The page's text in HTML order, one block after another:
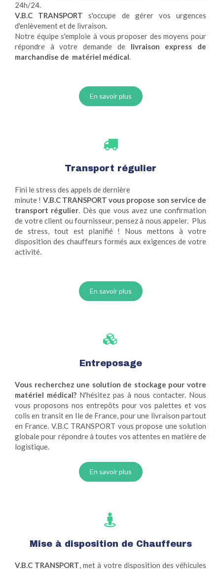
24h/24.
V.B.C TRANSPORT s'occupe de gérer vos urgences
d'enlèvement et de livraison.
Notre équipe s'emploie à vous proposer des moyens pour
répondre à votre demande de livraison express de
marchandise de matériel médical.
En savoir plus
Transport régulier
Fini le stress des appels de dernière
minute ! V.B.C TRANSPORT vous propose son service de
transport régulier. Dès que vous avez une confirmation
de votre client ou fournisseur, pensez à nous appeler. Plus
de stress, tout est planifié ! Nous mettons à votre
disposition des chauffeurs formés aux exigences de votre
activité.
En savoir plus
Entreposage
Vous recherchez une solution de stockage pour votre
matériel médical? N'hésitez pas à nous contacter. Nous
vous proposons nos entrepôts pour vos palettes et vos
colis en transit en Ile de France, pour une livraison partout
en France. V.B.C TRANSPORT vous propose une solution
globale pour répondre à toutes vos attentes en matière de
logistique.
En savoir plus
Mise à disposition de Chauffeurs
V.B.C TRANSPORT, met à votre disposition des véhicules